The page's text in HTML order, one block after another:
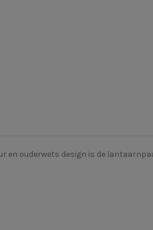
en ouderwets design is de